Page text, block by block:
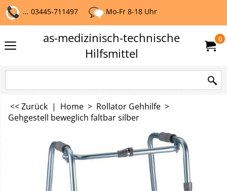
... 03445-711497 Mo-Fr 8-18 Uhr
as-medizinisch-technische
Hilfsmittel
0
<< Zurück | Home > Rollator Gehhilfe >
Gehgestell beweglich faltbar silber